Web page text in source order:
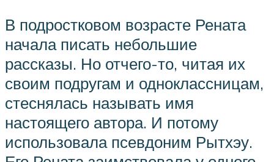
В подростковом возрасте Рената
начала писать небольшие
рассказы. Но отчего-то, читая их
своим подругам и одноклассницам,
стеснялась называть имя
настоящего автора. И потому
использовала псевдоним Рытхэу.